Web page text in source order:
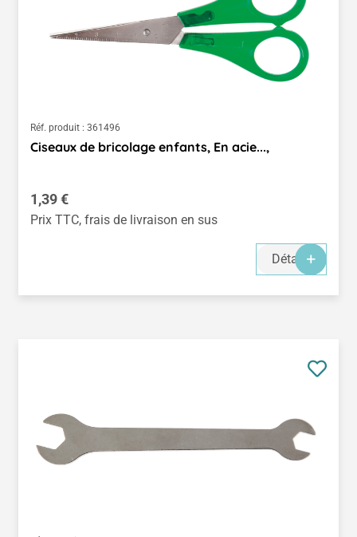
Réf. produit : 361496
Ciseaux de bricolage enfants, En acie...,
Prix régulier :
1,39 €
Prix TTC, frais de livraison en sus
Détails